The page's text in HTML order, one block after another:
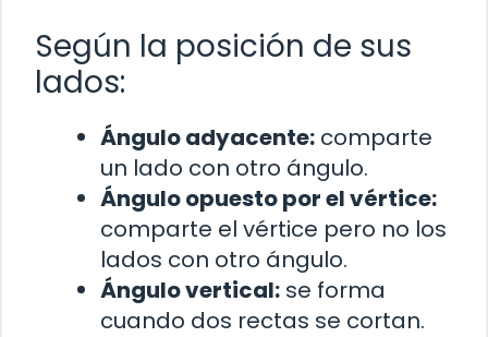
Según la posición de sus
lados:
Ángulo adyacente: comparte
un lado con otro ángulo.
Ángulo opuesto por el vértice:
comparte el vértice pero no los
lados con otro ángulo.
Ángulo vertical: se forma
cuando dos rectas se cortan.